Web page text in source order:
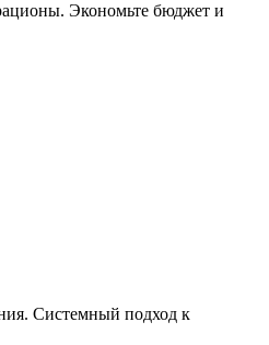
Экономьте бюджет и
Системный подход к